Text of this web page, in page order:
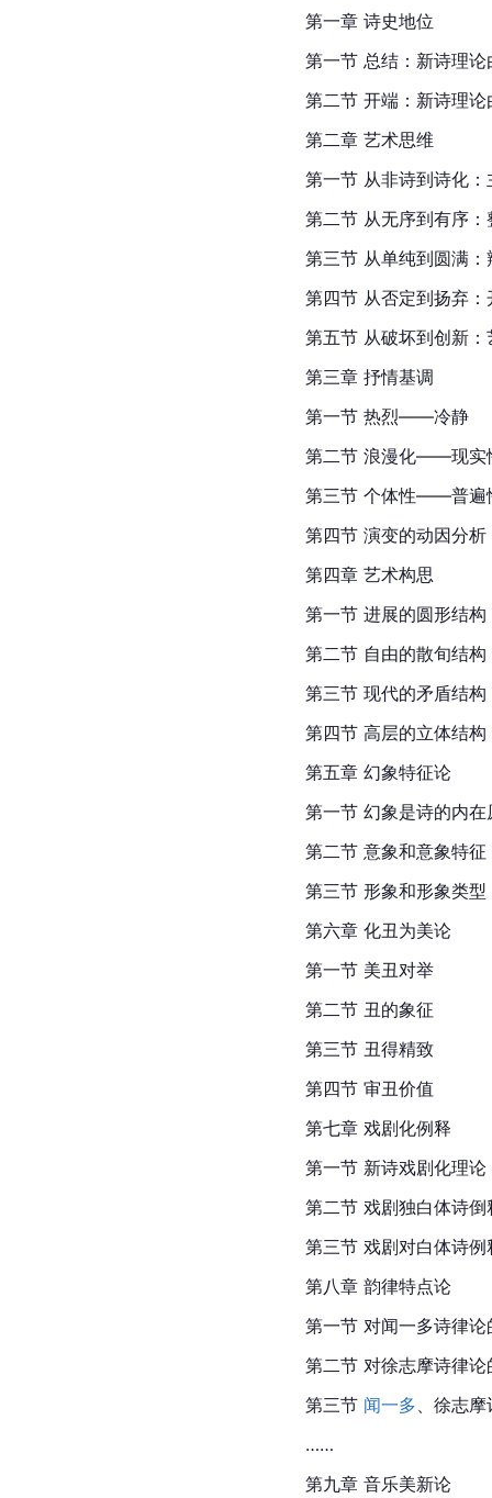
第一章 诗史地位
第一节 总结：新诗理
第二节 开端：新诗理
第二章 艺术思维
第一节 从非诗到诗化
第二节 从无序到有序
第三节 从单纯到圆满
第四节 从否定到扬弃
第五节 从破坏到创新
第三章 抒情基调
第一节 热烈——冷静
第二节 浪漫化——现实
第三节 个体性——普遍
第四节 演变的动因分析
第四章 艺术构思
第一节 进展的圆形结构
第二节 自由的散旬结构
第三节 现代的矛盾结构
第四节 高层的立体结构
第五章 幻象特征论
第一节 幻象是诗的内在
第二节 意象和意象特征
第三节 形象和形象类型
第六章 化丑为美论
第一节 美丑对举
第二节 丑的象征
第三节 丑得精致
第四节 审丑价值
第七章 戏剧化例释
第一节 新诗戏剧化理论
第二节 戏剧独白体诗倒
第三节 戏剧对白体诗例
第八章 韵律特点论
第一节 对闻一多诗律论
第二节 对徐志摩诗律论
第三节 闻一多 、徐志
……
第九章 音乐美新论